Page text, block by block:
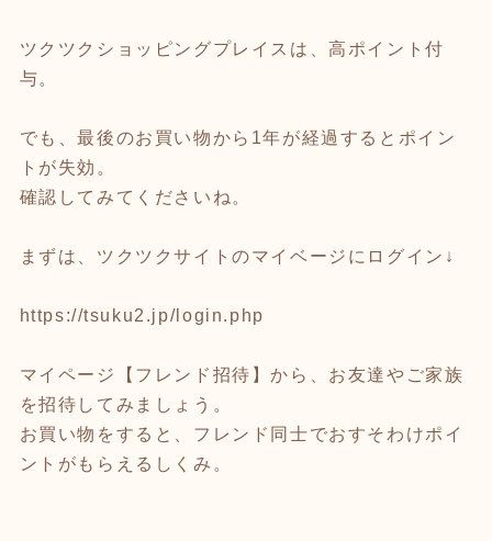
ツクツクショッピングプレイスは、高ポイント付
与。
でも、最後のお買い物から1年が経過するとポイン
トが失効。
確認してみてくださいね。
まずは、ツクツクサイトのマイベージにログイン↓
https://tsuku2.jp/login.php
マイページ【フレンド招待】から、お友達やご家族
を招待してみましょう。
お買い物をすると、フレンド同士でおすそわけポイ
ントがもらえるしくみ。